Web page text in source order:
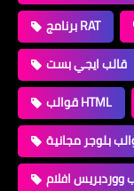
برنامج RAT
قالب ايجي بست
قوالب HTML
بلوجر مجانية
ووردبريس افلام